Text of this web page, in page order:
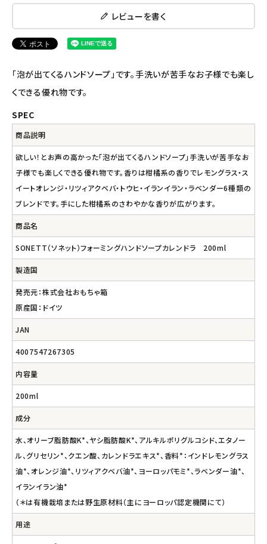
コラム・スタッフのおすすめ
ご利用ガイド等
アカウント情報
ようこそ ゲスト 様
meeting_room ログイン
レビューを書く
「泡が出てくるハンドソープ」です。手洗いが苦手なお子様でも楽し
くできる優れ物です。
SPEC
商品説明
欲しい！とお声の高かった「泡が出てくるハンドソープ」手洗いが苦手なお
子様でも楽しくできる優れ物です。香りは柑橘系の香りでレモングラス・ス
イートオレンジ・リツィアクベバ・トウヒ・イランイラン・ラベンダー6種類の
ブレンドです。手にした柑橘系のさわやかな香りが広がります。
商品名
SONETT（ソネット）フォーミングハンドソープカレンドラ 200ml
製造国
発売元：株式会社おもちゃ箱
原産国：ドイツ
JAN
4007547267305
内容量
200ml
成分
水、オリーブ脂肪酸K*、ヤシ脂肪酸K*、アルキルポリグルコシド、エタノー
ル、グリセリン*、クエン酸、カレンドラエキス*、香料*：インドレモングラス
油*、オレンジ油*、リツィアクベバ油*、ヨーロッパモミ*、ラベンダー油*、
イランイラン油*
（＊は有機栽培または野生原材料（主にヨーロッパ認定機関にて）
用途